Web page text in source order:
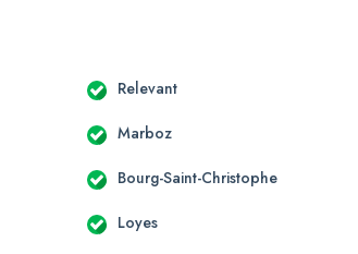
Relevant
Marboz
Bourg-Saint-Christophe
Loyes